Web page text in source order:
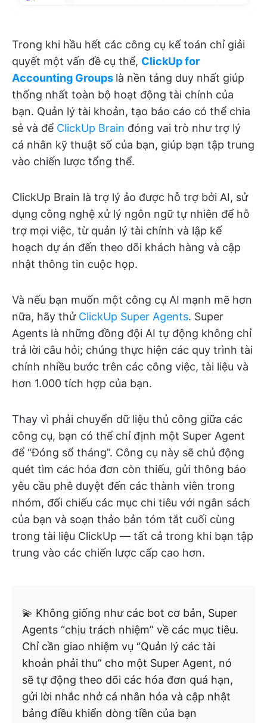
Trong khi hầu hết các công cụ kế toán chỉ giải
quyết một vấn đề cụ thể, ClickUp for
Accounting Groups là nền tảng duy nhất giúp
thống nhất toàn bộ hoạt động tài chính của
bạn. Quản lý tài khoản, tạo báo cáo có thể chia
sẻ và để ClickUp Brain đóng vai trò như trợ lý
cá nhân kỹ thuật số của bạn, giúp bạn tập trung
vào chiến lược tổng thể.
ClickUp Brain là trợ lý ảo được hỗ trợ bởi AI, sử
dụng công nghệ xử lý ngôn ngữ tự nhiên để hỗ
trợ mọi việc, từ quản lý tài chính và lập kế
hoạch dự án đến theo dõi khách hàng và cập
nhật thông tin cuộc họp.
Và nếu bạn muốn một công cụ AI mạnh mẽ hơn
nữa, hãy thử ClickUp Super Agents. Super
Agents là những đồng đội AI tự động không chỉ
trả lời câu hỏi; chúng thực hiện các quy trình tài
chính nhiều bước trên các công việc, tài liệu và
hơn 1.000 tích hợp của bạn.
Thay vì phải chuyển dữ liệu thủ công giữa các
công cụ, bạn có thể chỉ định một Super Agent
để “Đóng sổ tháng”. Công cụ này sẽ chủ động
quét tìm các hóa đơn còn thiếu, gửi thông báo
yêu cầu phê duyệt đến các thành viên trong
nhóm, đối chiếu các mục chi tiêu với ngân sách
của bạn và soạn thảo bản tóm tắt cuối cùng
trong tài liệu ClickUp — tất cả trong khi bạn tập
trung vào các chiến lược cấp cao hơn.
💫 Không giống như các bot cơ bản, Super
Agents “chịu trách nhiệm” về các mục tiêu.
Chỉ cần giao nhiệm vụ “Quản lý các tài
khoản phải thu” cho một Super Agent, nó
sẽ tự động theo dõi các hóa đơn quá hạn,
gửi lời nhắc nhở cá nhân hóa và cập nhật
bảng điều khiển dòng tiền của bạn